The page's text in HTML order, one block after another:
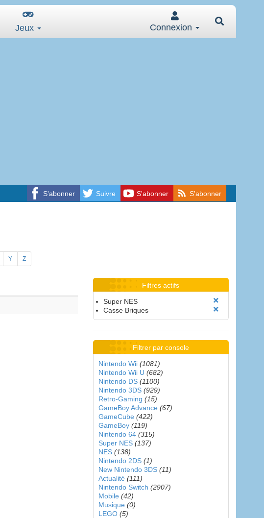
Jeux Connexion
S'abonner Suivre S'abonner S'abonner
Y Z
Filtres actifs
Super NES
Casse Briques
Filtrer par console
Nintendo Wii (1081)
Nintendo Wii U (682)
Nintendo DS (1100)
Nintendo 3DS (929)
Retro-Gaming (15)
GameBoy Advance (67)
GameCube (422)
GameBoy (119)
Nintendo 64 (315)
Super NES (137)
NES (138)
Nintendo 2DS (1)
New Nintendo 3DS (11)
Actualité (111)
Nintendo Switch (2907)
Mobile (42)
Musique (0)
LEGO (5)